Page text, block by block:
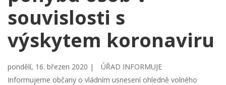
souvislosti s
výskytem koronaviru
pondělí, 16. březen 2020 |
ÚŘAD INFORMUJE
Informujeme občany o vládním usnesení ohledně volného